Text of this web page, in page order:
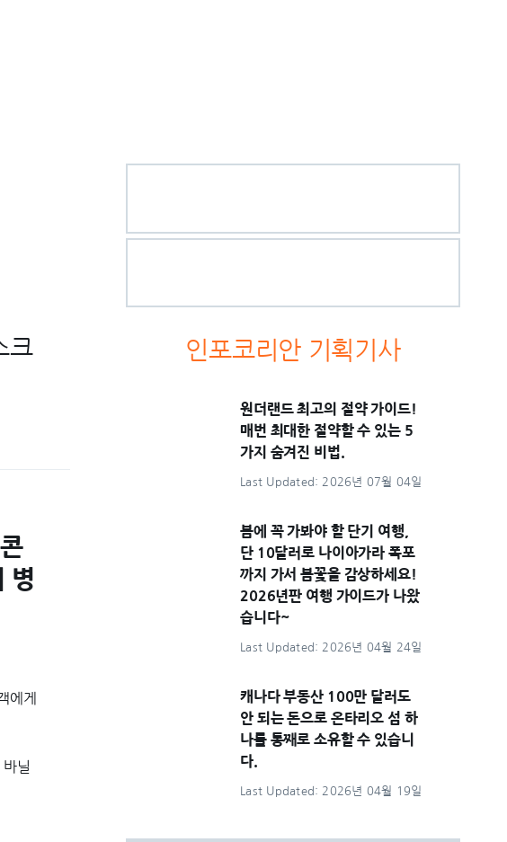
크
병
에게
닐
인포코리안 기획기사
원더랜드 최고의 절약 가이드!
매번 최대한 절약할 수 있는 5
가지 숨겨진 비법.
Last Updated: 2026년 07월 04일
봄에 꼭 가봐야 할 단기 여행,
단 10달러로 나이아가라 폭포
까지 가서 봄꽃을 감상하세요!
2026년판 여행 가이드가 나왔
습니다~
Last Updated: 2026년 04월 24일
캐나다 부동산 100만 달러도
안 되는 돈으로 온타리오 섬 하
나를 통째로 소유할 수 있습니
다.
Last Updated: 2026년 04월 19일